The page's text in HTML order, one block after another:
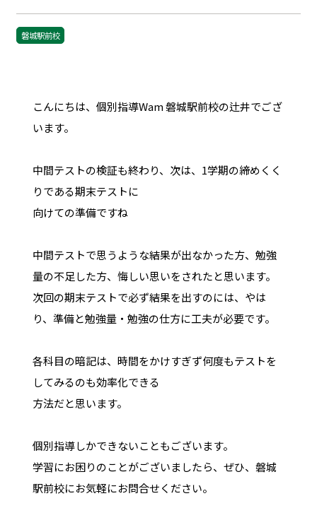
磐城駅前校
こんにちは、個別指導Wam 磐城駅前校の辻井でござ
います。
中間テストの検証も終わり、次は、1学期の締めくく
りである期末テストに
向けての準備ですね
中間テストで思うような結果が出なかった方、勉強
量の不足した方、悔しい思いをされたと思います。
次回の期末テストで必ず結果を出すのには、やは
り、準備と勉強量・勉強の仕方に工夫が必要です。
各科目の暗記は、時間をかけすぎず何度もテストを
してみるのも効率化できる
方法だと思います。
個別指導しかできないこともございます。
学習にお困りのことがございましたら、ぜひ、磐城
駅前校にお気軽にお問合せください。